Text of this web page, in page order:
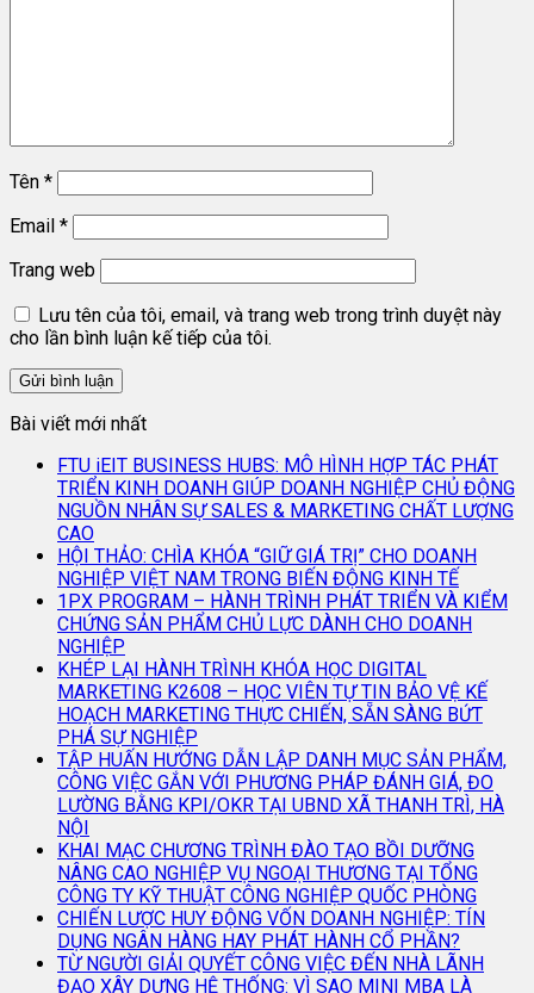
Tên *
Email *
Trang web
Lưu tên của tôi, email, và trang web trong trình duyệt này
cho lần bình luận kế tiếp của tôi.
Bài viết mới nhất
FTU iEIT BUSINESS HUBS: MÔ HÌNH HỢP TÁC PHÁT
TRIỂN KINH DOANH GIÚP DOANH NGHIỆP CHỦ ĐỘNG
NGUỒN NHÂN SỰ SALES & MARKETING CHẤT LƯỢNG
CAO
HỘI THẢO: CHÌA KHÓA “GIỮ GIÁ TRỊ” CHO DOANH
NGHIỆP VIỆT NAM TRONG BIẾN ĐỘNG KINH TẾ
1PX PROGRAM – HÀNH TRÌNH PHÁT TRIỂN VÀ KIỂM
CHỨNG SẢN PHẨM CHỦ LỰC DÀNH CHO DOANH
NGHIỆP
KHÉP LẠI HÀNH TRÌNH KHÓA HỌC DIGITAL
MARKETING K2608 – HỌC VIÊN TỰ TIN BẢO VỆ KẾ
HOẠCH MARKETING THỰC CHIẾN, SẴN SÀNG BỨT
PHÁ SỰ NGHIỆP
TẬP HUẤN HƯỚNG DẪN LẬP DANH MỤC SẢN PHẨM,
CÔNG VIỆC GẮN VỚI PHƯƠNG PHÁP ĐÁNH GIÁ, ĐO
LƯỜNG BẰNG KPI/OKR TẠI UBND XÃ THANH TRÌ, HÀ
NỘI
KHAI MẠC CHƯƠNG TRÌNH ĐÀO TẠO BỒI DƯỠNG
NÂNG CAO NGHIỆP VỤ NGOẠI THƯƠNG TẠI TỔNG
CÔNG TY KỸ THUẬT CÔNG NGHIỆP QUỐC PHÒNG
CHIẾN LƯỢC HUY ĐỘNG VỐN DOANH NGHIỆP: TÍN
DỤNG NGÂN HÀNG HAY PHÁT HÀNH CỔ PHẦN?
TỪ NGƯỜI GIẢI QUYẾT CÔNG VIỆC ĐẾN NHÀ LÃNH
ĐẠO XÂY DỰNG HỆ THỐNG: VÌ SAO MINI MBA LÀ